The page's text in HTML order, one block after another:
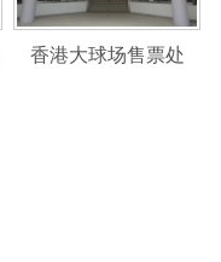
香港大球场售票处